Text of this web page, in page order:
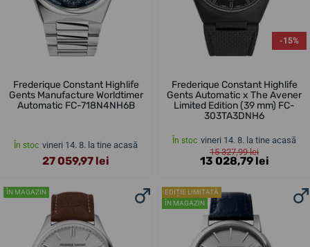
Frederique Constant Highlife
Gents Manufacture Worldtimer
Automatic FC-718N4NH6B
În stoc vineri 14. 8. la tine acasă
27 059,97 lei
-15%
Frederique Constant Highlife
Gents Automatic x The Avener
Limited Edition (39 mm) FC-
303TA3DNH6
În stoc vineri 14. 8. la tine acasă
15 327,99 lei
13 028,79 lei
ÎN MAGAZIN
EDIȚIE LIMITATĂ
ÎN MAGAZIN